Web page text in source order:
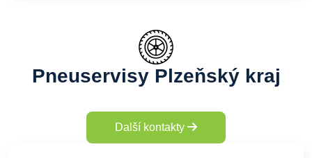
Pneuservisy Plzeňský kraj
Další kontakty